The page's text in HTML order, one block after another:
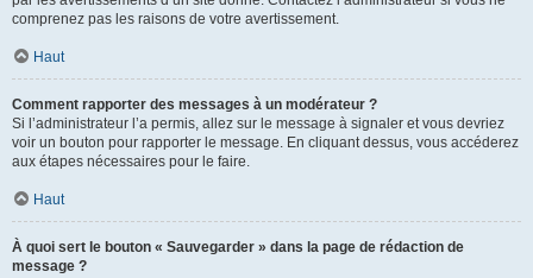
comprenez pas les raisons de votre avertissement.
Haut
Comment rapporter des messages à un modérateur ?
Si l’administrateur l’a permis, allez sur le message à signaler et vous devriez
voir un bouton pour rapporter le message. En cliquant dessus, vous accéderez
aux étapes nécessaires pour le faire.
Haut
À quoi sert le bouton « Sauvegarder » dans la page de rédaction de
message ?